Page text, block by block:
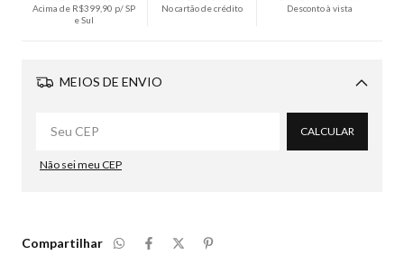
Acima de R$399,90 p/ SP
e Sul
No cartão de crédito Desconto à vista
MEIOS DE ENVIO
Alterar CEP
CALCULAR
Não sei meu CEP
Compartilhar